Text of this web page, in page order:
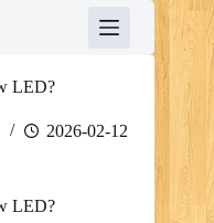
LED?
2026-02-12
LED?